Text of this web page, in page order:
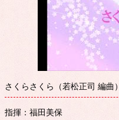
さくらさくら（若松正司 編曲）
指揮：福田美保